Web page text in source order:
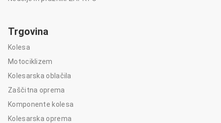
Trgovina
Kolesa
Motociklizem
Kolesarska oblačila
Zaščitna oprema
Komponente kolesa
Kolesarska oprema